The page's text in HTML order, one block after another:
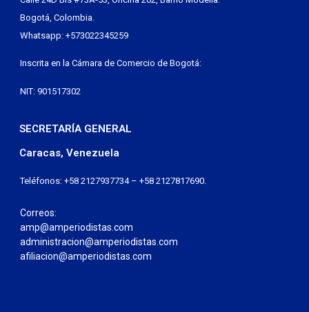
Bogotá, Colombia.
Whatsapp: +573022345259
Inscrita en la Cámara de Comercio de Bogotá:
NIT: 901517302
SECRETARÍA GENERAL
Caracas, Venezuela
Teléfonos: +58 2127937734 – +58 2127817690.
Correos:
amp@amperiodistas.com
administracion@amperiodistas.com
afiliacion@amperiodistas.com